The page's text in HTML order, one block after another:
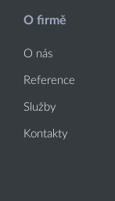
O firmě
O nás
Reference
Služby
Kontakty